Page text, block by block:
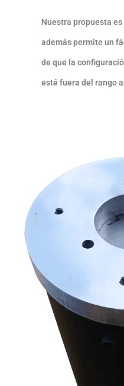
Nuestra propuesta
además permite un
de que la
esté fuera del rango